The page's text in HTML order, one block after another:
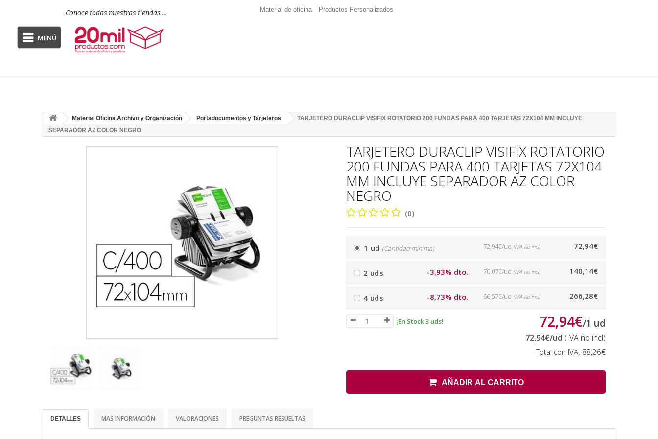
Conoce todas nuestras tiendas ... Material de oficina Productos Personalizados
MENÚ
Material Oficina Archivo y Organización Portadocumentos y Tarjeteros
TARJETERO DURACLIP VISIFIX ROTATORIO 200 FUNDAS PARA 400 TARJETAS 72X104 MM INCLUYE
SEPARADOR AZ COLOR NEGRO
TARJETERO DURACLIP VISIFIX ROTATORIO
200 FUNDAS PARA 400 TARJETAS 72X104
MM INCLUYE SEPARADOR AZ COLOR
NEGRO
(0)
1 ud (Cantidad mínima) 72,94€
72,94€/ud (IVA no incl)
2 uds -3,93% dto. 140,14€
70,07€/ud (IVA no incl)
4 uds -8,73% dto. 266,28€
66,57€/ud (IVA no incl)
¡En Stock 3 uds! 72,94€/1 ud
72,94€/ud (IVA no incl)
Total con IVA: 88,26€
AÑADIR AL CARRITO
DETALLES MAS INFORMACIÓN VALORACIONES PREGUNTAS RESUELTAS